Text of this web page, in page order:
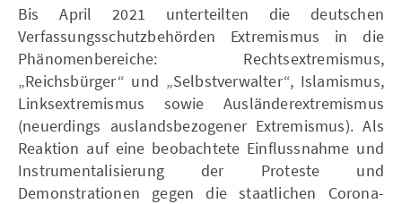
Bis April 2021 unterteilten die deutschen
Verfassungsschutzbehörden Extremismus in die
Phänomenbereiche: Rechtsextremismus,
„Reichsbürger“ und „Selbstverwalter“, Islamismus,
Linksextremismus sowie Ausländerextremismus
(neuerdings auslandsbezogener Extremismus). Als
Reaktion auf eine beobachtete Einflussnahme und
Instrumentalisierung der Proteste und
Demonstrationen gegen die staatlichen Corona-